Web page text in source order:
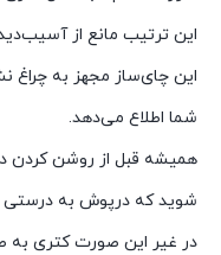
این ترتیب مانع از
این چای‌ساز مجهز به چراغ‌
شما اطلاع می‌دهد.
همیشه قبل از روشن کردن
شوید که درپوش به
در غیر این صورت کتری